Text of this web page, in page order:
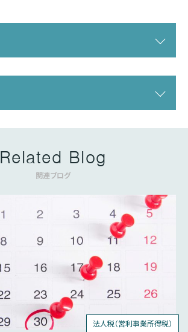
Related Blog
関連ブログ
個人所得税
法人税（営利事業所得税）